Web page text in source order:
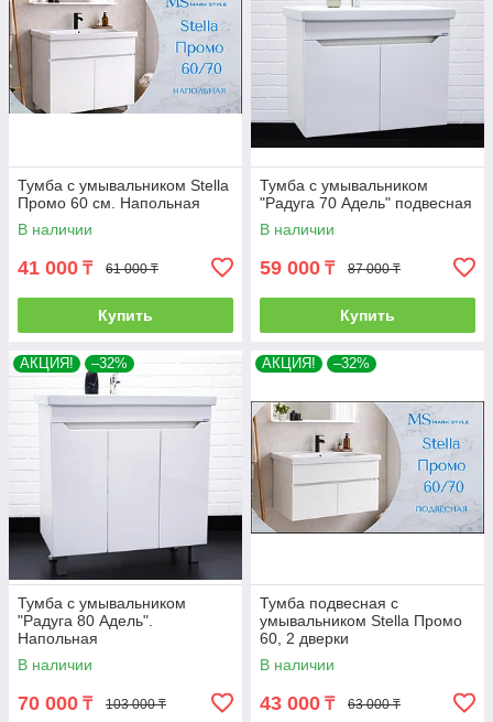
Тумба с умывальником Stella
Промо 60 см. Напольная
В наличии
41 000 ₸ 61 000 ₸
Купить
Тумба с умывальником
"Радуга 70 Адель" подвесная
В наличии
59 000 ₸ 87 000 ₸
Купить
АКЦИЯ! –32%
Тумба с умывальником
"Радуга 80 Адель".
Напольная
В наличии
70 000 ₸ 103 000 ₸
АКЦИЯ! –32%
Тумба подвесная с
умывальником Stella Промо
60, 2 дверки
В наличии
43 000 ₸ 63 000 ₸